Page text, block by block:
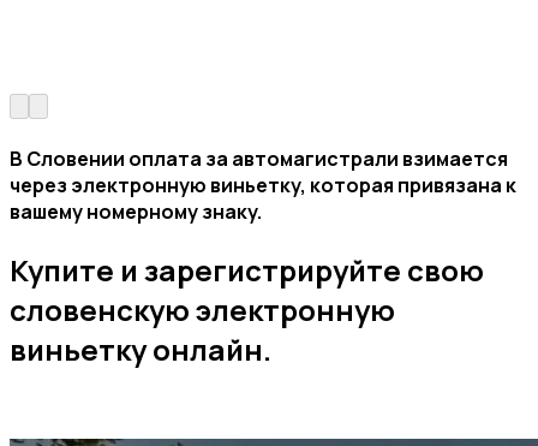
В Словении оплата за автомагистрали взимается
через электронную виньетку, которая привязана к
вашему номерному знаку.
Купите и зарегистрируйте свою
словенскую электронную
виньетку онлайн.